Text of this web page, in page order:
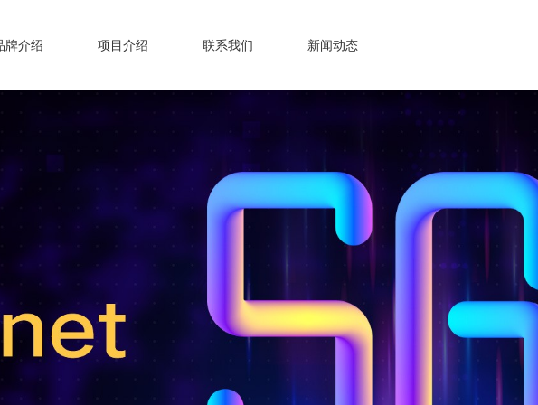
牌介绍 项目介绍 联系我们 新闻动态